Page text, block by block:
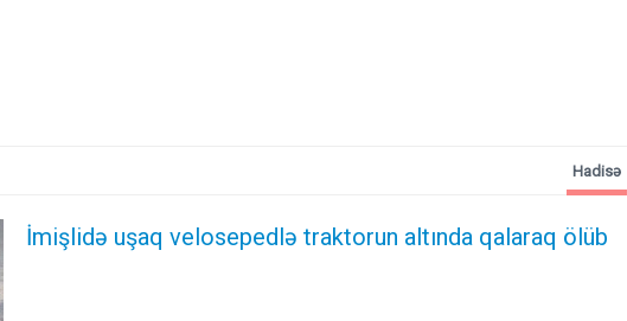
İmişlidə uşaq velosepedlə traktorun altında qalaraq ölüb
Hadisə